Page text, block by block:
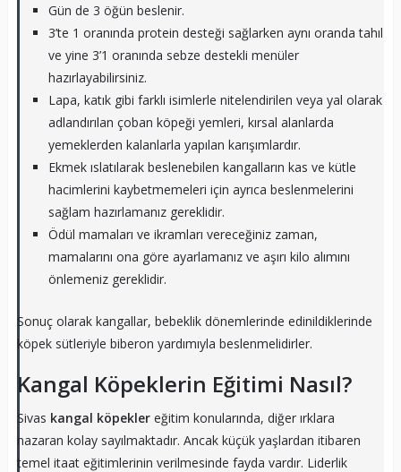
Gün de 3 öğün beslenir.
3’te 1 oranında protein desteği sağlarken aynı oranda tahıl
ve yine 3’1 oranında sebze destekli menüler
hazırlayabilirsiniz.
Lapa, katık gibi farklı isimlerle nitelendirilen veya yal olarak
adlandırılan çoban köpeği yemleri, kırsal alanlarda
yemeklerden kalanlarla yapılan karışımlardır.
Ekmek ıslatılarak beslenebilen kangalların kas ve kütle
hacimlerini kaybetmemeleri için ayrıca beslenmelerini
sağlam hazırlamanız gereklidir.
Ödül mamaları ve ikramları vereceğiniz zaman,
mamalarını ona göre ayarlamanız ve aşırı kilo alımını
önlemeniz gereklidir.
Sonuç olarak kangallar, bebeklik dönemlerinde edinildiklerinde
köpek sütleriyle biberon yardımıyla beslenmelidirler.
Kangal Köpeklerin Eğitimi Nasıl?
Sivas kangal köpeklereğitim konularında, diğer ırklara
nazaran kolay sayılmaktadır. Ancak küçük yaşlardan itibaren
temel itaat eğitimlerinin verilmesinde fayda vardır. Liderlik